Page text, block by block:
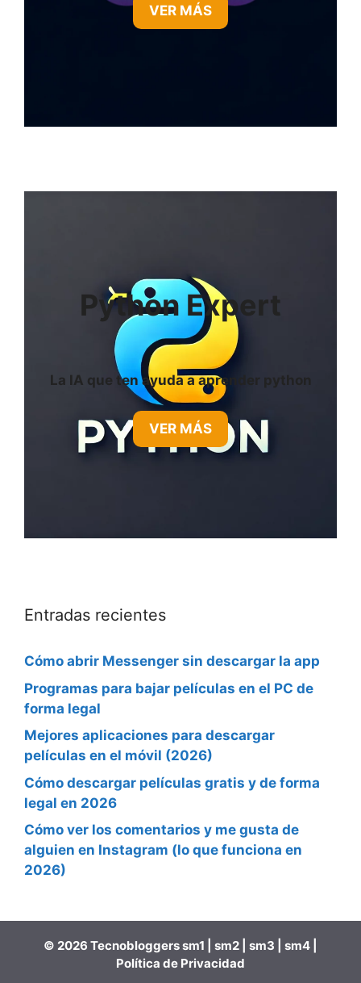
VER MÁS
Python Expert
La IA que ten ayuda a aprender python
VER MÁS
Entradas recientes
Cómo abrir Messenger sin descargar la app
Programas para bajar películas en el PC de
forma legal
Mejores aplicaciones para descargar
películas en el móvil (2026)
Cómo descargar películas gratis y de forma
legal en 2026
Cómo ver los comentarios y me gusta de
alguien en Instagram (lo que funciona en
2026)
© 2026 Tecnobloggerssm1 sm2 sm3 sm4
Política de Privacidad